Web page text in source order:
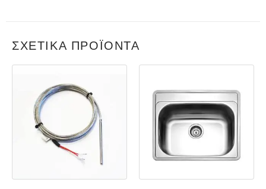
ΣΧΕΤΙΚΆ ΠΡΟΪΌΝΤΑ